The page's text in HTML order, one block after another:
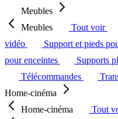
Meubles
Meubles
Tout voir
vidéo
Support et pieds
pour enceintes
Supports
Télécommandes
Home-cinéma
Home-cinéma
Tout